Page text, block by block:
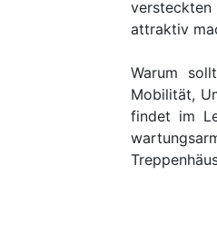
attraktiv
Warum
Mobilität,
findet im